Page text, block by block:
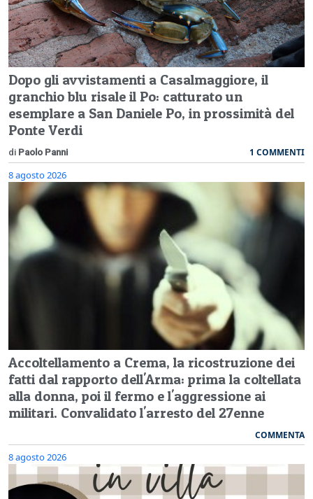
Dopo gli avvistamenti a Casalmaggiore, il
granchio blu risale il Po: catturato un
esemplare a San Daniele Po, in prossimità del
Ponte Verdi
di Paolo Panni 1 COMMENTI
8 agosto 2026
Accoltellamento a Crema, la ricostruzione dei
fatti dal rapporto dell'Arma: prima la coltellata
alla donna, poi il fermo e l'aggressione ai
militari. Convalidato l'arresto del 27enne
COMMENTA
8 agosto 2026